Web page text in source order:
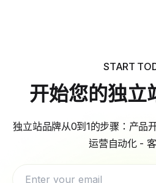
START
开始您的独立
独立站品牌从0到1的步骤：产品
运营自动化 -